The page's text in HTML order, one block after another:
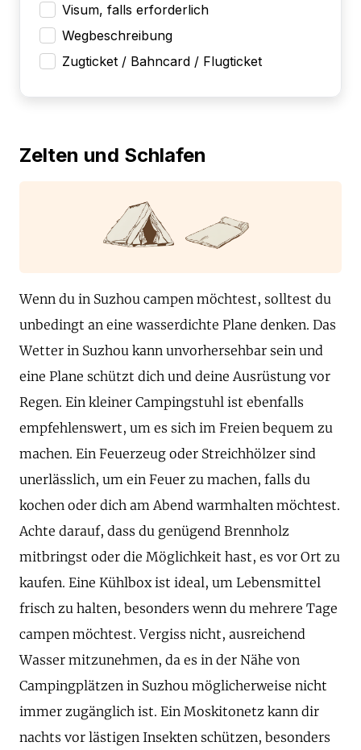
Visum, falls erforderlich
Wegbeschreibung
Zugticket / Bahncard / Flugticket
Zelten und Schlafen
Wenn du in Suzhou campen möchtest, solltest du
unbedingt an eine wasserdichte Plane denken. Das
Wetter in Suzhou kann unvorhersehbar sein und
eine Plane schützt dich und deine Ausrüstung vor
Regen. Ein kleiner Campingstuhl ist ebenfalls
empfehlenswert, um es sich im Freien bequem zu
machen. Ein Feuerzeug oder Streichhölzer sind
unerlässlich, um ein Feuer zu machen, falls du
kochen oder dich am Abend warmhalten möchtest.
Achte darauf, dass du genügend Brennholz
mitbringst oder die Möglichkeit hast, es vor Ort zu
kaufen. Eine Kühlbox ist ideal, um Lebensmittel
frisch zu halten, besonders wenn du mehrere Tage
campen möchtest. Vergiss nicht, ausreichend
Wasser mitzunehmen, da es in der Nähe von
Campingplätzen in Suzhou möglicherweise nicht
immer zugänglich ist. Ein Moskitonetz kann dir
nachts vor lästigen Insekten schützen, besonders